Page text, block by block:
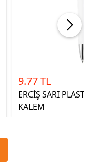
9.77 TL
ERCİŞ SARI
KALEM